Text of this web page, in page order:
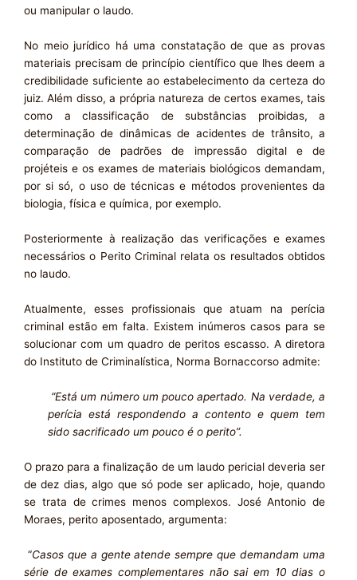
ou manipular o laudo.
No meio jurídico há uma constatação de que as provas
materiais precisam de princípio científico que lhes deem a
credibilidade suficiente ao estabelecimento da certeza do
juiz. Além disso, a própria natureza de certos exames, tais
como a classificação de substâncias proibidas, a
determinação de dinâmicas de acidentes de trânsito, a
comparação de padrões de impressão digital e de
projéteis e os exames de materiais biológicos demandam,
por si só, o uso de técnicas e métodos provenientes da
biologia, física e química, por exemplo.
Posteriormente à realização das verificações e exames
necessários o Perito Criminal relata os resultados obtidos
no laudo.
Atualmente, esses profissionais que atuam na perícia
criminal estão em falta. Existem inúmeros casos para se
solucionar com um quadro de peritos escasso. A diretora
do Instituto de Criminalística, Norma Bornaccorso admite:
“Está um número um pouco apertado. Na verdade, a
perícia está respondendo a contento e quem tem
sido sacrificado um pouco é o perito”.
O prazo para a finalização de um laudo pericial deveria ser
de dez dias, algo que só pode ser aplicado, hoje, quando
se trata de crimes menos complexos. José Antonio de
Moraes, perito aposentado, argumenta:
“Casos que a gente atende sempre que demandam uma
série de exames complementares não sai em 10 dias o